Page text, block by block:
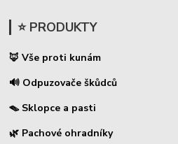
⭐ PRODUKTY
🦊 Vše proti kunám
🔊 Odpuzovače škůdců
🪤 Sklopce a pasti
🌿 Pachové ohradníky